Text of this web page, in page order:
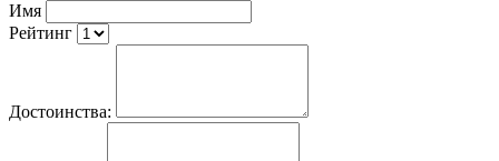
Имя
Рейтинг
Достоинства: